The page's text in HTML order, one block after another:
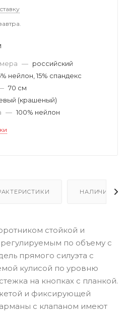
— российский
нейлон, 15% спандекс
70 см
(крашеный)
— 100% нейлон
НАЛИЧИЕ
стойкой и
по объему с
прямого силуэта с
кулисой по уровню
на кнопках с планкой.
и фиксирующей
с клапаном имеют